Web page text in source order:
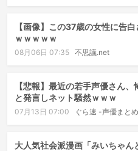
【画像】この37歳の女性に告
ｗｗｗｗｗ
08月06日 07:35 不思議.net
【悲報】最近の若手声優さん
と発言しネット騒然ｗｗｗ
07月13日 07:00 ぐら速 -声優まと
大人気社会派漫画「みいちゃ